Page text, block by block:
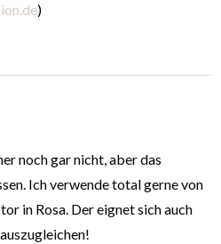
)
noch gar nicht, aber das
Ich verwende total gerne von
in Rosa. Der eignet sich auch